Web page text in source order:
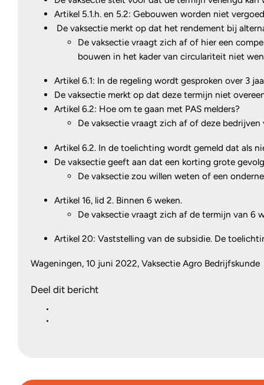
Artikel 5.1.h. en 5.2: Gebouwen worden niet
De vaksectie merkt op dat het rendement bij
De vaksectie vraagt zich af of hier een
bouwen in het kader van circulariteit niet
Artikel 6.1: In de regeling wordt gesproken over 3
De vaksectie merkt op dat deze termijn niet
Artikel 6.2: Hoe om te gaan met PAS melders?
De vaksectie vraagt zich af of deze
Artikel 6.2. In de toelichting wordt gemeld dat als
De vaksectie geeft aan dat een korting grote
De vaksectie zou willen weten of een
Artikel 16, lid 2. Binnen 6 weken.
De vaksectie vraagt zich af de termijn van 6
Artikel 20: Vaststelling van de subsidie. De
Wageningen, 10 juni 2022, Vaksectie Agro Bedrijfskunde
Deel dit bericht